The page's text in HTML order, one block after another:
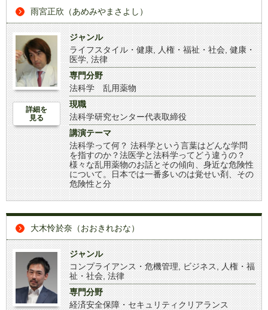
雨宮正欣（あめみやまさよし）
詳細を
見る
ジャンル
ライフスタイル・健康
人権・福祉・社会 健康・
医学 法律
専門分野
法科学 乱用薬物
現職
法科学研究センター代表取締役
講演テーマ
法科学って何？ 法科学という言葉はどんな学問
を指すのか？法医学と法科学ってどう違うの？
様々な乱用薬物のお話とその傾向、身近な危険性
について。日本では一番多いのは覚せい剤、その
危険性と分
大木怜於奈（おおきれおな）
ジャンル
コンプライアンス・危機管理
ビジネス
人権・福
祉・社会 法律
専門分野
経済安全保障・セキュリティクリアランス